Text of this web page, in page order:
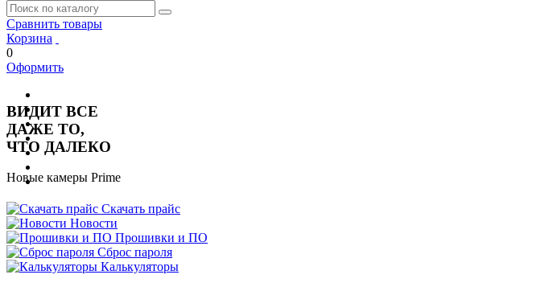
Сравнить товары
Корзина
0
Оформить
ВИДИТ ВСЕ
ДАЖЕ ТО,
ЧТО ДАЛЕКО
Новые камеры Prime
10X и 20X
далее...
Скачать прайс
Новости
Прошивки и ПО
Сброс пароля
Калькуляторы